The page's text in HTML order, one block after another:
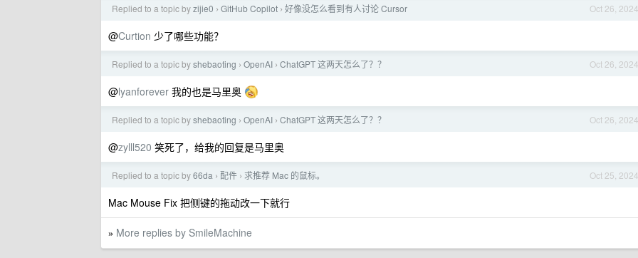
Oct 26, 2024
Replied to a topic byzijie0 › GitHub Copilot › 好像没怎么看到有人讨论 Cursor
@Curtion 少了哪些功能？
Oct 26, 2024
Replied to a topic byshebaoting › OpenAI › ChatGPT 这两天怎么了？？
@lyanforever 我的也是马里奥
Oct 26, 2024
Replied to a topic byshebaoting › OpenAI › ChatGPT 这两天怎么了？？
@zylll520 笑死了，给我的回复是马里奥
Oct 25, 2024
Replied to a topic by66da › 配件 › 求推荐 Mac 的鼠标。
Mac Mouse Fix 把侧键的拖动改一下就行
» More replies by SmileMachine